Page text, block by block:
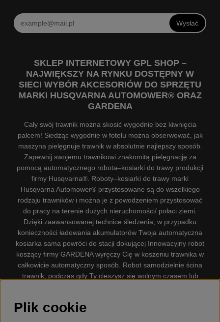
Wysłać
SKLEP INTERNETOWY GPL SHOP –
NAJWIĘKSZY NA RYNKU DOSTĘPNY W
SIECI WYBÓR AKCESORIÓW DO SPRZĘTU
MARKI HUSQVARNA AUTOMOWER® ORAZ
GARDENA
Cały swój trawnik można skosić wygodnie bez kiwnięcia
palcem! Siedząc wygodnie w fotelu można obserwować, jak
maszyna pielęgnuje trawnik w absolutnie najlepszy sposób.
Zapewnij swojemu trawnikowi znakomitą pielęgnację za
pomocą automatycznego robota–kosiarki do trawy produkcji
firmy Husqvarna®. Roboty–kosiarki do trawy marki
Husqvarna Automower® przystosowane są do wszelkiego
rodzaju trawników i można je z powodzeniem przystosować
do pracy na terenie dużych nieruchomości/ połaci ziemi.
Dzięki zaawansowanej technice śledzenia, w przypadku
konieczności ładowania akumulatorów Twoja automatyczna
kosiarka sama powróci do stacji dokującej Innowacyjny robot
koszący firmy GARDENA wyręczy Cię w koszeniu trawnika w
całkowicie automatyczny sposób. Robot samodzielnie ścina
trawnik, podczas gdy Ty cieszysz się wolnym czasem lub
dostępną na rynku. Firma nasza dysponuje. Gplshop
Plik cookie